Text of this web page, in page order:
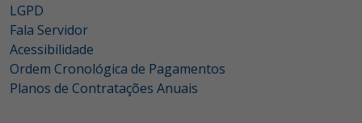
LGPD
Fala Servidor
Acessibilidade
Ordem Cronológica de Pagamentos
Planos de Contratações Anuais